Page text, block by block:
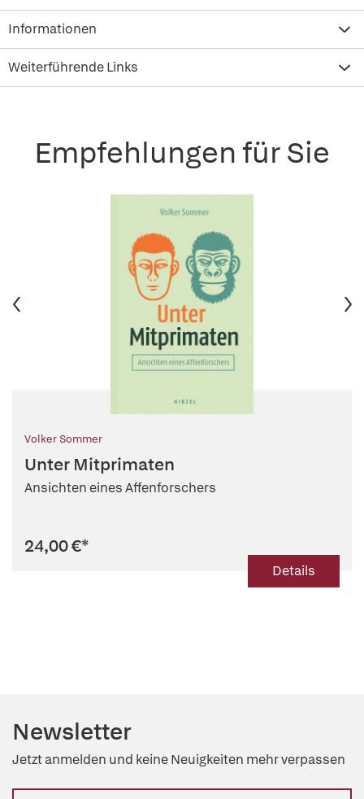
Informationen
Weiterführende Links
Empfehlungen für Sie
Volker Sommer
Unter Mitprimaten
Ansichten eines Affenforschers
24,00 €*
Details
Newsletter
Jetzt anmelden und keine Neuigkeiten mehr verpassen